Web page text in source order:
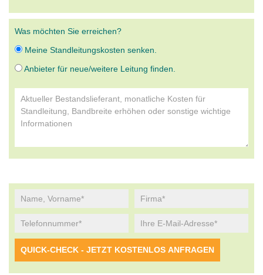
Was möchten Sie erreichen?
Meine Standleitungskosten senken.
Anbieter für neue/weitere Leitung finden.